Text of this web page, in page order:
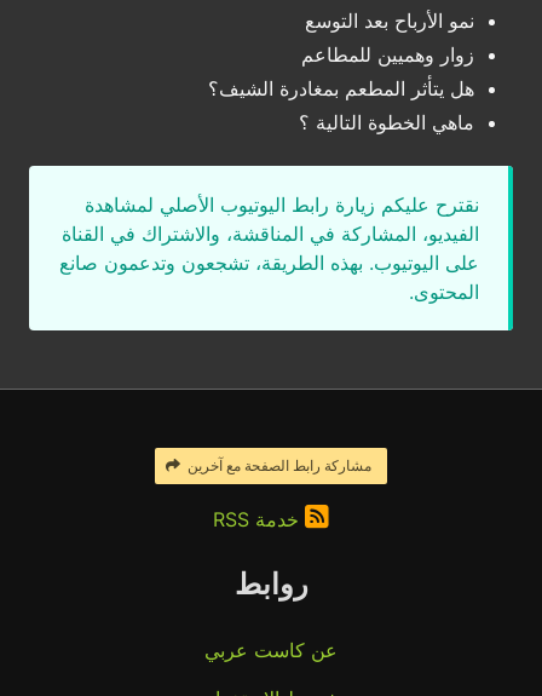
نمو الأرباح بعد التوسع
زوار وهميين للمطاعم
هل يتأثر المطعم بمغادرة الشيف؟
ماهي الخطوة التالية ؟
نقترح عليكم زيارة رابط اليوتيوب الأصلي لمشاهدة
الفيديو، المشاركة في المناقشة، والاشتراك في القناة
على اليوتيوب. بهذه الطريقة، تشجعون وتدعمون صانع
المحتوى.
مشاركة رابط الصفحة مع آخرين
خدمة RSS
روابط
عن كاست عربي